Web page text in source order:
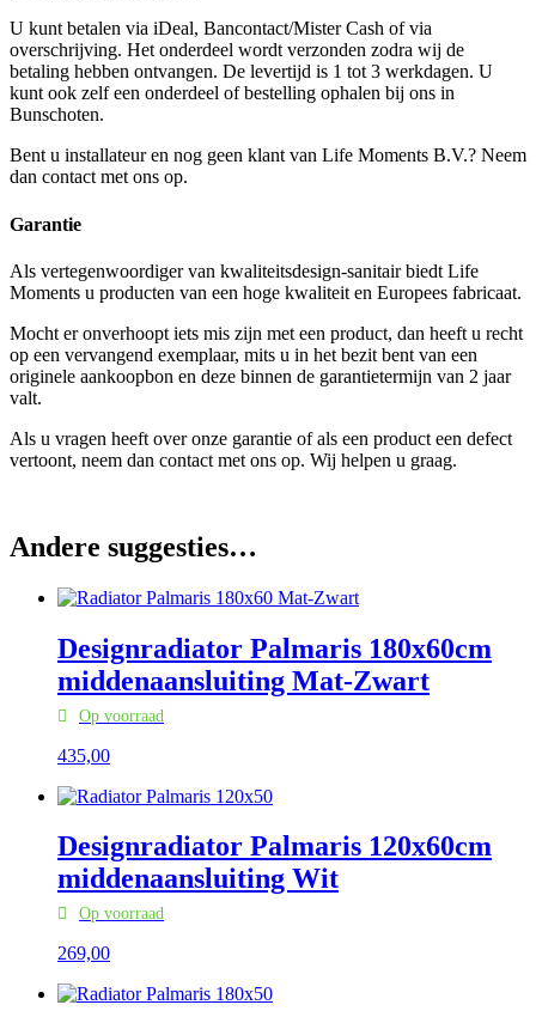
U kunt betalen via iDeal, Bancontact/Mister Cash of via
overschrijving. Het onderdeel wordt verzonden zodra wij de
betaling hebben ontvangen. De levertijd is 1 tot 3 werkdagen. U
kunt ook zelf een onderdeel of bestelling ophalen bij ons in
Bunschoten.
Bent u installateur en nog geen klant van Life Moments B.V.? Neem
dan contact met ons op.
Garantie
Als vertegenwoordiger van kwaliteitsdesign-sanitair biedt Life
Moments u producten van een hoge kwaliteit en Europees fabricaat.
Mocht er onverhoopt iets mis zijn met een product, dan heeft u recht
op een vervangend exemplaar, mits u in het bezit bent van een
originele aankoopbon en deze binnen de garantietermijn van 2 jaar
valt.
Als u vragen heeft over onze garantie of als een product een defect
vertoont, neem dan contact met ons op. Wij helpen u graag.
Andere suggesties…
Designradiator Palmaris 180x60cm
middenaansluiting Mat-Zwart
Op voorraad
435,00
Designradiator Palmaris 120x60cm
middenaansluiting Wit
Op voorraad
269,00